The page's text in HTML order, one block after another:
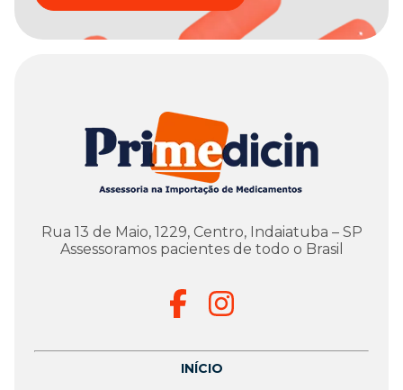
Rua 13 de Maio, 1229, Centro, Indaiatuba – SP
Assessoramos pacientes de todo o Brasil
INÍCIO